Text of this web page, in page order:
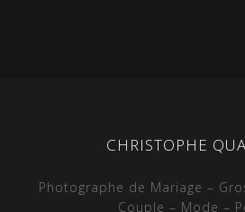
CHRISTOPHE
Photographe de Mariage –
Couple – Mode –